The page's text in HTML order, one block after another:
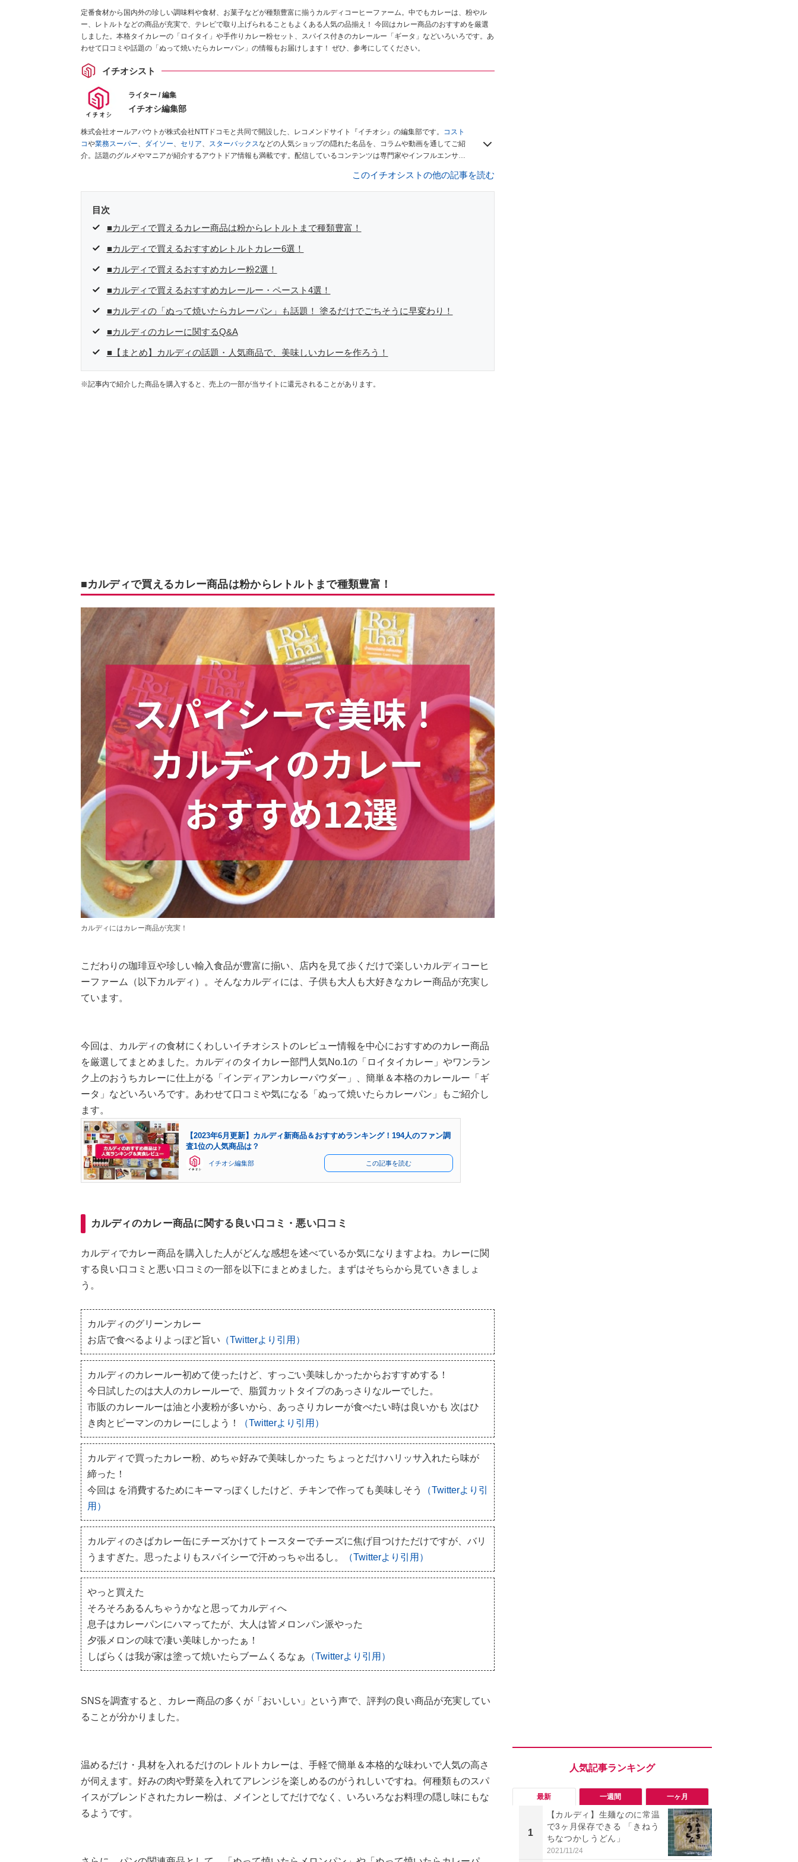
定番食材から国内外の珍しい調味料や食材、お菓子などが種類豊富に揃うカルディコーヒーファーム。中でもカレーは、粉やル
ー、レトルトなどの商品が充実で、テレビで取り上げられることもよくある人気の品揃え！ 今回はカレー商品のおすすめを厳選
しました。本格タイカレーの「ロイタイ」や手作りカレー粉セット、スパイス付きのカレールー「ギータ」などいろいろです。あ
わせて口コミや話題の「ぬって焼いたらカレーパン」の情報もお届けします！ ぜひ、参考にしてください。
イチオシスト
ライター / 編集
イチオシ編集部
株式会社オールアバウトが株式会社NTTドコモと共同で開設した、レコメンドサイト『イチオシ』の編集部です。
コスト
コや業務スーパー、 ダイソー、 セリア、 スターバックスなどの人気ショップの隠れた名品を、コラムや動画を通してご紹
介。話題のグルメやマニアが紹介するアウトドア情報も満載です。配信しているコンテンツは専門家やインフルエンサー
このイチオシストの他の記事を読む
目次
■カルディで買えるカレー商品は粉からレトルトまで種類豊富！
■カルディで買えるおすすめレトルトカレー6選！
■カルディで買えるおすすめカレー粉2選！
■カルディで買えるおすすめカレールー・ペースト4選！
■カルディの「ぬって焼いたらカレーパン」も話題！ 塗るだけでごちそうに早変わり！
■カルディのカレーに関するQ&A
■【まとめ】カルディの話題・人気商品で、美味しいカレーを作ろう！
※記事内で紹介した商品を購入すると、売上の一部が当サイトに還元されることがあります。
■カルディで買えるカレー商品は粉からレトルトまで種類豊富！
カルディにはカレー商品が充実！
こだわりの珈琲豆や珍しい輸入食品が豊富に揃い、店内を見て歩くだけで楽しいカルディコーヒ
ーファーム（以下カルディ）。そんなカルディには、子供も大人も大好きなカレー商品が充実し
ています。
今回は、カルディの食材にくわしいイチオシストのレビュー情報を中心におすすめのカレー商品
を厳選してまとめました。カルディのタイカレー部門人気No.1の「ロイタイカレー」やワンラン
ク上のおうちカレーに仕上がる「インディアンカレーパウダー」、簡単＆本格のカレールー「ギ
ータ」などいろいろです。あわせて口コミや気になる「ぬって焼いたらカレーパン」もご紹介し
ます。
【2023年6月更新】カルディ新商品＆おすすめランキング！194人のファン調
査1位の人気商品は？
イチオシ編集部 この記事を読む
カルディのカレー商品に関する良い口コミ・悪い口コミ
カルディでカレー商品を購入した人がどんな感想を述べているか気になりますよね。カレーに関
する良い口コミと悪い口コミの一部を以下にまとめました。まずはそちらから見ていきましょ
う。
カルディのグリーンカレー
お店で食べるよりよっぽど旨い （Twitterより引用）
カルディのカレールー初めて使ったけど、すっごい美味しかったからおすすめする！
今日試したのは大人のカレールーで、脂質カットタイプのあっさりなルーでした。
市販のカレールーは油と小麦粉が多いから、あっさりカレーが食べたい時は良いかも 次はひ
き肉とピーマンのカレーにしよう！
（Twitterより引用）
カルディで買ったカレー粉、めちゃ好みで美味しかった ちょっとだけハリッサ入れたら味が
締った！
今回は を消費するためにキーマっぽくしたけど、チキンで作っても美味しそう
（Twitterより引
用）
カルディのさばカレー缶にチーズかけてトースターでチーズに焦げ目つけただけですが、バリ
うますぎた。思ったよりもスパイシーで汗めっちゃ出るし。
（Twitterより引用）
やっと買えた
そろそろあるんちゃうかなと思ってカルディへ
息子はカレーパンにハマってたが、大人は皆メロンパン派やった
夕張メロンの味で凄い美味しかったぁ！
しばらくは我が家は塗って焼いたらブームくるなぁ （Twitterより引用）
SNSを調査すると、カレー商品の多くが「おいしい」という声で、評判の良い商品が充実してい
ることが分かりました。
温めるだけ・具材を入れるだけのレトルトカレーは、手軽で簡単＆本格的な味わいで人気の高さ
が伺えます。好みの肉や野菜を入れてアレンジを楽しめるのがうれしいですね。何種類ものスパ
イスがブレンドされたカレー粉は、メインとしてだけでなく、いろいろなお料理の隠し味にもな
るようです。
最新 一週間 一ヶ月
1
【カルディ】生麺なのに常温
で3ヶ月保存できる 「きねう
ちなつかしうどん」
2021/11/24